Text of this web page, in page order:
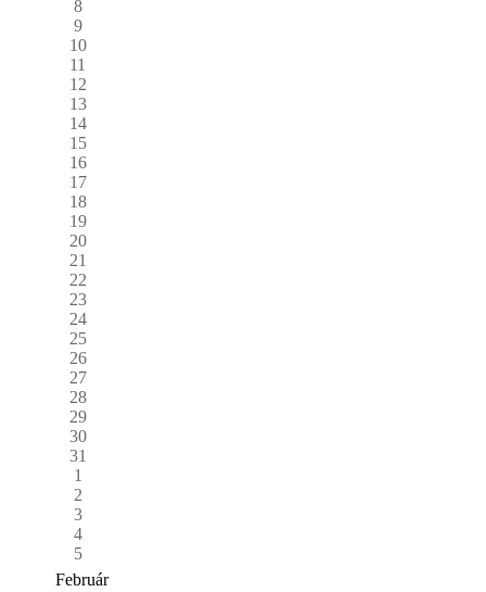
8
9
10
11
12
13
14
15
16
17
18
19
20
21
22
23
24
25
26
27
28
29
30
31
1
2
3
4
5
Február